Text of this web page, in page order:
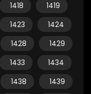
1418
1419
1423
1424
1428
1429
1433
1434
1438
1439